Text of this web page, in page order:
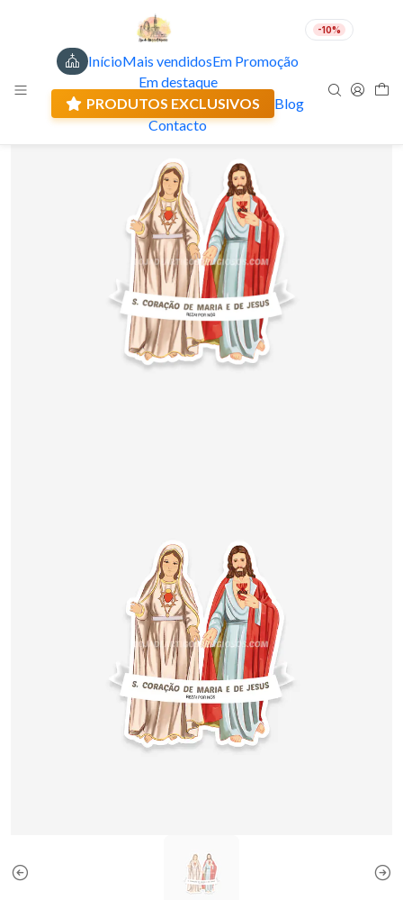
-10%
InícioMais vendidosEm Promoção
Em destaque
PRODUTOS EXCLUSIVOS
Blog
Contacto
EUR
🇵🇹 FABRICADO EM PORTUGAL